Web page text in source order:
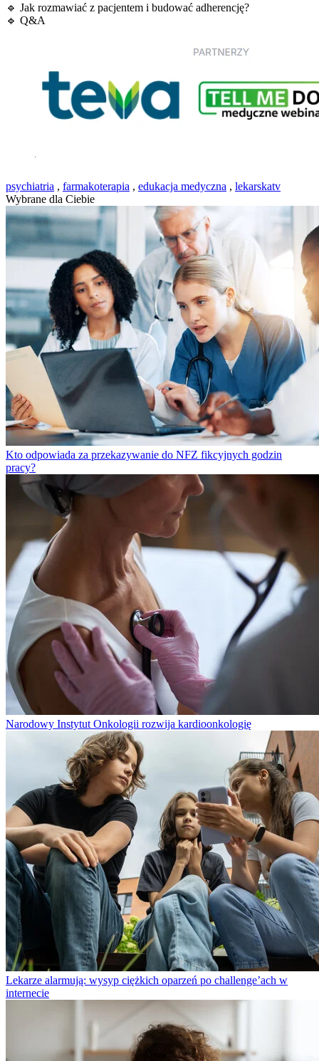
🔹 Jak rozmawiać z pacjentem i budować adherencję?
🔹 Q&A
psychiatria , farmakoterapia , edukacja medyczna , lekarskatv
Wybrane dla Ciebie
Kto odpowiada za przekazywanie do NFZ fikcyjnych godzin
pracy?
Narodowy Instytut Onkologii rozwija kardioonkologię
Lekarze alarmują: wysyp ciężkich oparzeń po challenge’ach w
internecie